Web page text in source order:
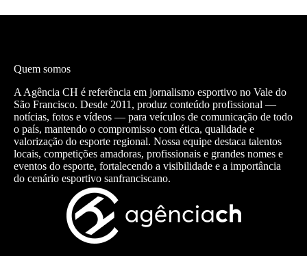
Quem somos
A Agência CH é referência em jornalismo esportivo no Vale do
São Francisco. Desde 2011, produz conteúdo profissional —
notícias, fotos e vídeos — para veículos de comunicação de todo
o país, mantendo o compromisso com ética, qualidade e
valorização do esporte regional. Nossa equipe destaca talentos
locais, competições amadoras, profissionais e grandes nomes e
eventos do esporte, fortalecendo a visibilidade e a importância
do cenário esportivo sanfranciscano.